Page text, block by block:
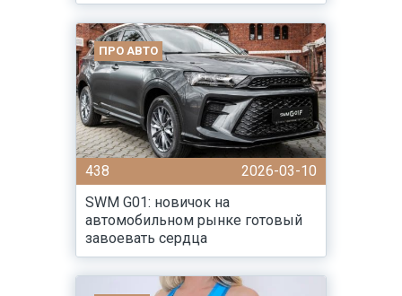
ПРО АВТО
438
2026-03-10
SWM G01: новичок на
автомобильном рынке готовый
завоевать сердца